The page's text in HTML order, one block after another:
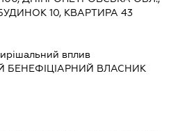
10, КВАРТИРА 43
вплив
БЕНЕФІЦІАРНИЙ ВЛАСНИК